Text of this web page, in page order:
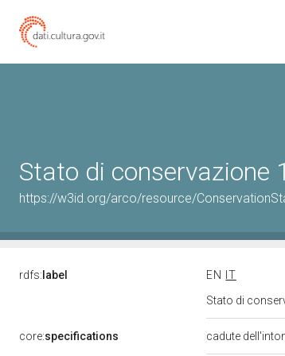
Stato di conservazione
https://w3id.org/arco/resource/
rdfs: label EN
IT
Stato di
core:specifications cadute